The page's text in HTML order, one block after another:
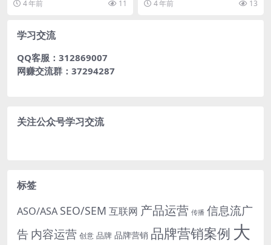
I、运营、客服确实一...
4 年前 11
一下。enjoy~ ...
4 年前 13
学习交流
QQ客服：312869007
网赚交流群：37294287
关注公众号学习交流
标签
ASO/ASA SEO/SEM 互联网 产品运营 传播 信息流广
告 内容运营 创意 品牌 品牌营销 品牌营销案例 大